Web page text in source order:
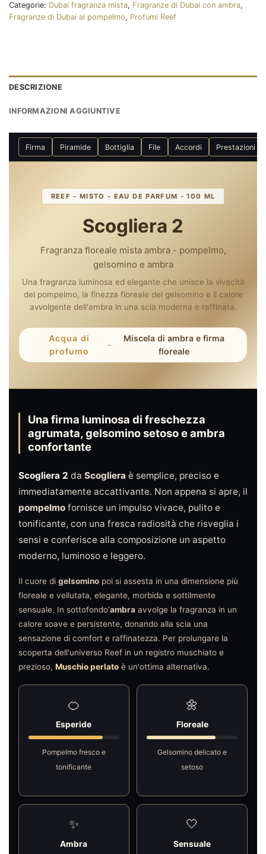
Categorie: Dubai fragranza mista, Fragranze di Dubai con ambra,
Fragranze di Dubai al pompelmo, Profumi Reef
DESCRIZIONE
INFORMAZIONI AGGIUNTIVE
Firma Piramide Bottiglia File Accordi Prestazioni
REEF - MISTO - EAU DE PARFUM - 100 ML
Scogliera 2
Fragranza floreale mista ambra - pompelmo,
gelsomino e ambra
Una fragranza luminosa ed elegante che unisce la vivacità
del pompelmo, la finezza floreale del gelsomino e il calore
avvolgente dell'ambra in una scia moderna e raffinata.
Acqua di
profumo
-
Miscela di ambra e firma
floreale
Una firma luminosa di freschezza
agrumata, gelsomino setoso e ambra
confortante
Scogliera 2 da Scogliera è semplice, preciso e
immediatamente accattivante. Non appena si apre, il
pompelmo fornisce un impulso vivace, pulito e
tonificante, con una fresca radiosità che risveglia i
sensi e conferisce alla composizione un aspetto
moderno, luminoso e leggero.
Il cuore di gelsomino poi si assesta in una dimensione più
floreale e vellutata, elegante, morbida e sottilmente
sensuale. In sottofondo’ambra avvolge la fragranza in un
calore soave e persistente, donando alla scia una
sensazione di comfort e raffinatezza. Per prolungare la
scoperta dell'universo Reef in un registro muschiato e
prezioso, Muschio perlato è un'ottima alternativa.
🍊
Esperide
Pompelmo fresco e
tonificante
🌼
Floreale
Gelsomino delicato e
setoso
✨
Ambra
🤍
Sensuale